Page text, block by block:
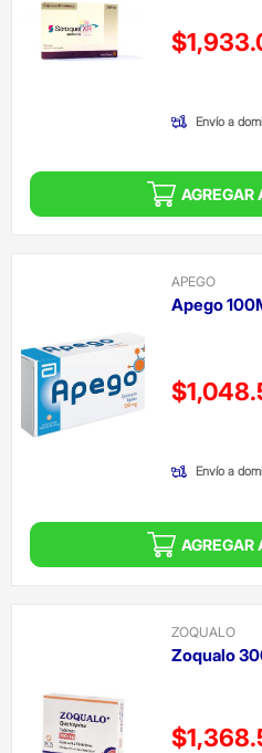
Precio
Envío a
AGREGAR
APEGO
Apego
Precio
Envío a
AGREGAR
ZOQUALO
Zoqualo